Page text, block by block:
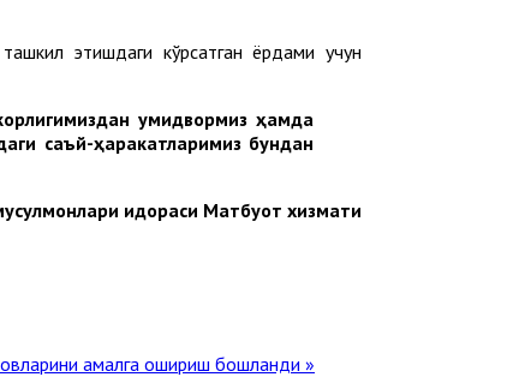
этишдаги кўрсатган ёрдами учун
умидвормиз ҳамда
саъй-ҳаракатларимиз бундан
идораси Матбуот хизмати
амалга ошириш бошланди »